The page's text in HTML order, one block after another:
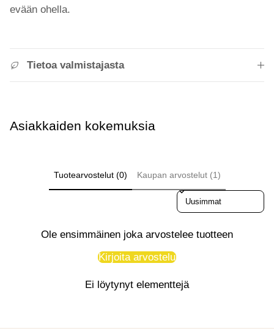
evään ohella.
Tietoa valmistajasta
Asiakkaiden kokemuksia
Tuotearvostelut (0) Kaupan arvostelut (1)
Sort reviews by
Ole ensimmäinen joka arvostelee tuotteen
Kirjoita arvostelu
Ei löytynyt elementtejä